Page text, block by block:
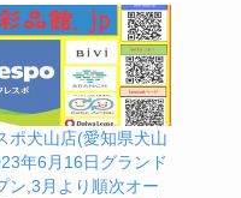
ポ犬山店(愛知県犬山
年6月16日グランド
ン,3月より順次オー